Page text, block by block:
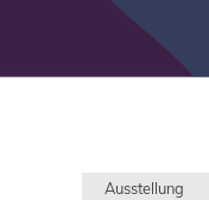
Ausstellung